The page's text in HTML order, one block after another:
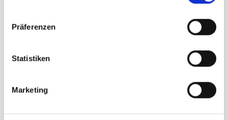
Präferenzen
Statistiken
Marketing
durch Merinowolle